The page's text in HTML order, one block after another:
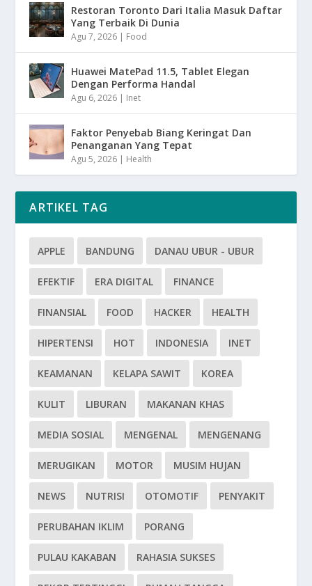
Restoran Toronto Dari Italia Masuk Daftar
Yang Terbaik Di Dunia
Agu 7, 2026 | Food
Huawei MatePad 11.5, Tablet Elegan
Dengan Performa Handal
Agu 6, 2026 | Inet
Faktor Penyebab Biang Keringat Dan
Penanganan Yang Tepat
Agu 5, 2026 | Health
ARTIKEL TAG
APPLE BANDUNG DANAU UBUR - UBUR
EFEKTIF ERA DIGITAL FINANCE
FINANSIAL FOOD HACKER HEALTH
HIPERTENSI HOT INDONESIA INET
KEAMANAN KELAPA SAWIT KOREA
KULIT LIBURAN MAKANAN KHAS
MEDIA SOSIAL MENGENAL MENGENANG
MERUGIKAN MOTOR MUSIM HUJAN
NEWS NUTRISI OTOMOTIF PENYAKIT
PERUBAHAN IKLIM PORANG
PULAU KAKABAN RAHASIA SUKSES